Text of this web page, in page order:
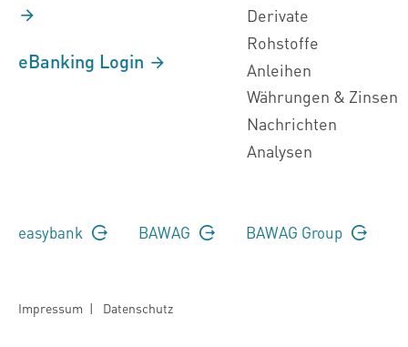
eBanking Login
Derivate
Rohstoffe
Anleihen
Währungen & Zinsen
Nachrichten
Analysen
easybank BAWAG BAWAG Group
Impressum | Datenschutz